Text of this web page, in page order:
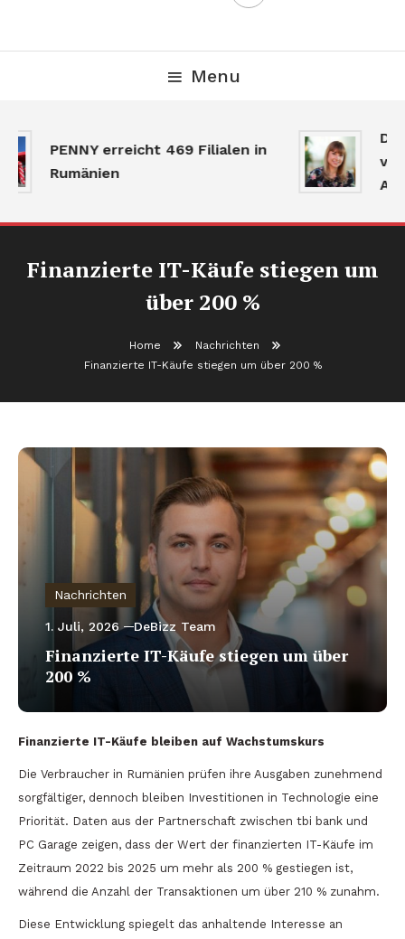
Menu
PENNY erreicht 469 Filialen in
Rumänien
Finanzierte IT-Käufe stiegen um
über 200 %
Home
Nachrichten
Finanzierte IT-Käufe stiegen um über 200 %
Nachrichten
1. Juli, 2026 DeBizz Team
Finanzierte IT-Käufe stiegen um über
200 %
Finanzierte IT-Käufe bleiben auf Wachstumskurs
Die Verbraucher in Rumänien prüfen ihre Ausgaben zunehmend
sorgfältiger, dennoch bleiben Investitionen in Technologie eine
Priorität. Daten aus der Partnerschaft zwischen tbi bank und
PC Garage zeigen, dass der Wert der finanzierten IT-Käufe im
Zeitraum 2022 bis 2025 um mehr als 200 % gestiegen ist,
während die Anzahl der Transaktionen um über 210 % zunahm.
Diese Entwicklung spiegelt das anhaltende Interesse an